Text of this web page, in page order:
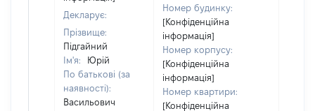
Декларує:
Прізвище:
Підгайний
Ім'я:
Юрій
По батькові (за
наявності):
Васильович
Номер будинку:
[Конфіденційна
інформація]
Номер корпусу:
[Конфіденційна
інформація]
Номер квартири:
[Конфіденційна